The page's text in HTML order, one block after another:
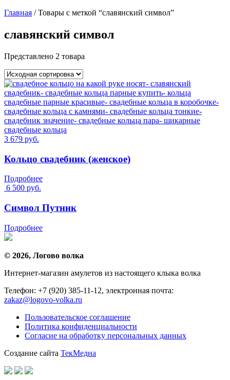
Главная / Товары с меткой “славянский символ”
славянский символ
Представлено 2 товара
3 679 руб.
Кольцо свадебник (женское)
Подробнее
6 500 руб.
Символ Путник
Подробнее
© 2026, Логово волка
Интернет-магазин амулетов из настоящего клыка волка
Телефон: +7 (920) 385-11-12, электронная почта:
zakaz@logovo-volka.ru
Пользовательское соглашение
Политика конфиденциальности
Согласие на обработку персональных данных
Создание сайта ТекМедиа